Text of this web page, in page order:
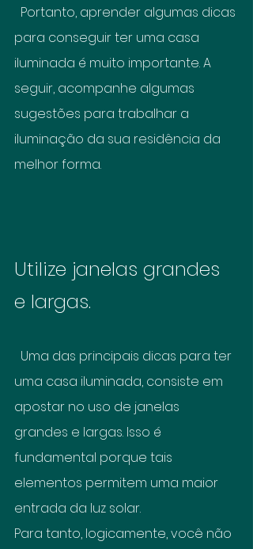
para conseguir ter uma casa
iluminada é muito importante. A
seguir, acompanhe algumas
sugestões para trabalhar a
iluminação da sua residência da
melhor forma.
Utilize janelas grandes
e largas.
uma casa iluminada, consiste em
apostar no uso de janelas
grandes e largas. Isso é
fundamental porque tais
elementos permitem uma maior
entrada da luz solar.
Para tanto, logicamente, você não